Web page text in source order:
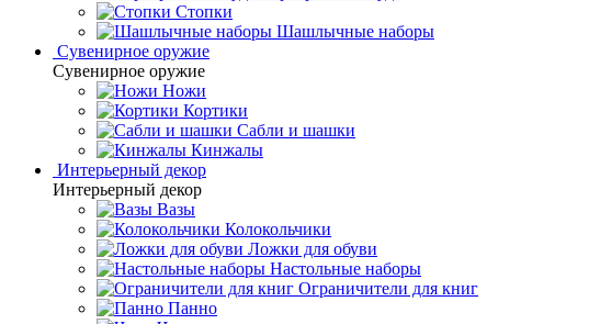
Стопки
Шашлычные наборы
Сувенирное оружие
Сувенирное оружие
Ножи
Кортики
Сабли и шашки
Кинжалы
Интерьерный декор
Интерьерный декор
Вазы
Колокольчики
Ложки для обуви
Настольные наборы
Ограничители для книг
Панно